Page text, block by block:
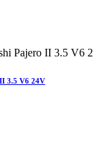
3.5 V6 24V